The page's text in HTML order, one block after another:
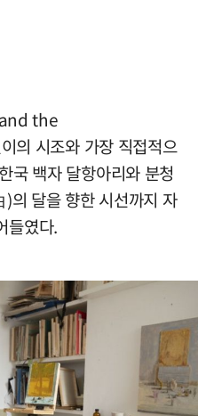
the
의 시조와 가장 직접적으
국 백자 달항아리와 분청
의 달을 향한 시선까지 자
들였다.